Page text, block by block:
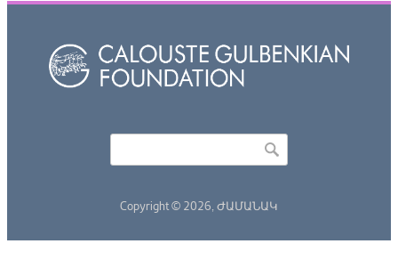
Copyright © 2026, ԺԱՄԱՆԱԿ